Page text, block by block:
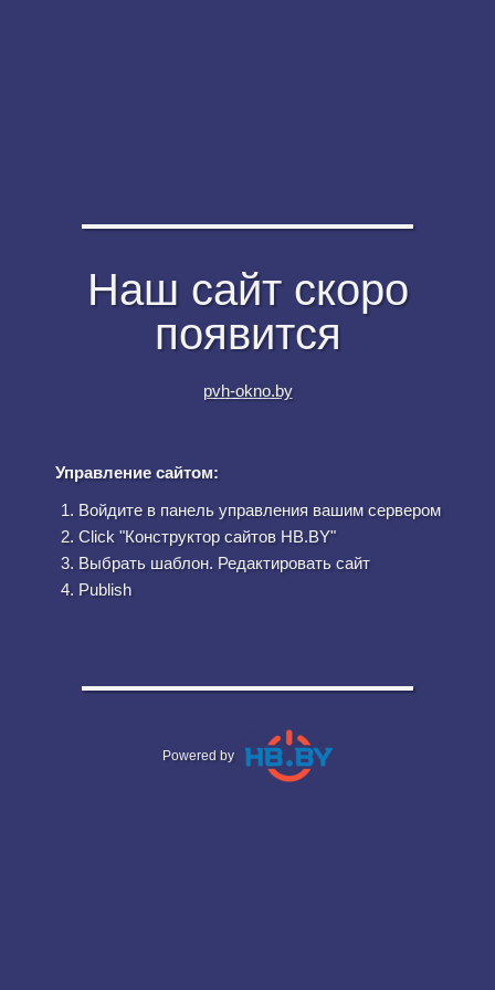
Наш сайт скоро
появится
pvh-okno.by
Управление сайтом:
Войдите в панель управления вашим сервером
Click "Конструктор сайтов HB.BY"
Выбрать шаблон. Редактировать сайт
Publish
Powered by